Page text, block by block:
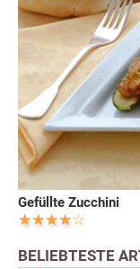
Gefüllte Zucchini
BELIEBTESTE